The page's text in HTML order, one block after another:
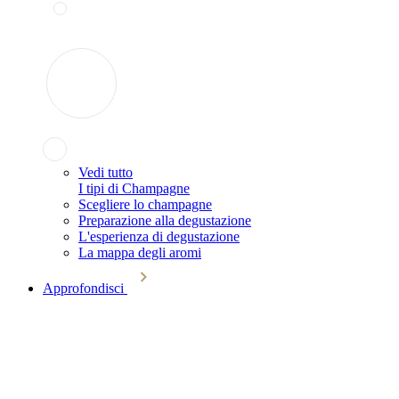
Vedi tutto
I tipi di Champagne
Scegliere lo champagne
Preparazione alla degustazione
L'esperienza di degustazione
La mappa degli aromi
Approfondisci